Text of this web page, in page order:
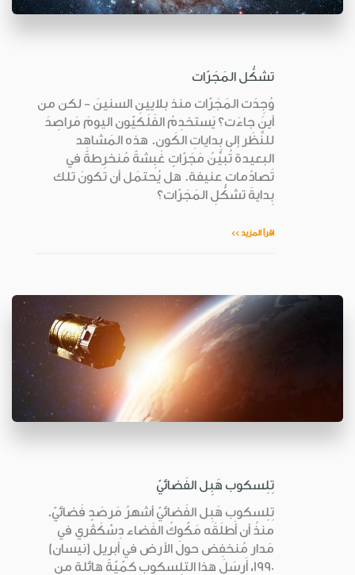
تشكُّل المَجَرّات
وُجِدَت المَجَرّات منذ بلايينِ السنينَ - لكن من
أينَ جاءَت؟ يَستخدِمُ الفَلَكيّون اليومَ مَراصِدَ
للنَّظَر إلى بِداياتِ الكَون. هذه المَشاهِد
البعيدة تُبيِّنُ مَجَرّاتٍ غَبِشةً مُنخرِطةً في
تَصادُمات عنيفة. هل يُحتمَل أن تكونَ تلك
بِدايةَ تشكُّلِ المَجَرّات؟
اقرأ المزيد >>
تِلِسكوب هَبِل الفَضائيّ
تِلِسكوب هَبِل الفَضائيّ أشهرُ مَرصَدٍ فَضائيّ.
منذُ أن أَطلَقَه مَكّوكُ الفَضاء دِسْكَڤري في
مَدار مُنخفِض حولَ الأرض في أبريل (نيسان)
1990، أَرسَلَ هذا التلِسكوب كمّيّةً هائلة من